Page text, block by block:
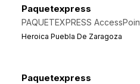
Paquetexpress
PAQUETEXPRESS
Heroica Puebla De Zaragoza
Paquetexpress